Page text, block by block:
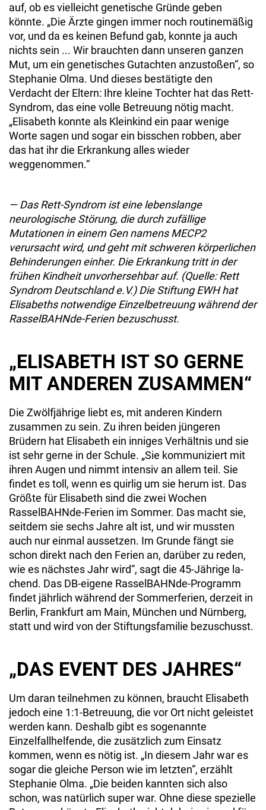
auf, ob es vielleicht genetische Gründe geben
könnte. „Die Ärzte gingen immer noch routinemäßig
vor, und da es keinen Befund gab, konnte ja auch
nichts sein ... Wir brauchten dann unseren ganzen
Mut, um ein genetisches Gutachten anzustoßen“, so
Stephanie Olma. Und dieses bestätigte den
Verdacht der Eltern: Ihre kleine Tochter hat das Rett-
Syndrom, das eine volle Betreuung nötig macht.
„Elisabeth konnte als Kleinkind ein paar wenige
Worte sagen und sogar ein bisschen robben, aber
das hat ihr die Erkrankung alles wieder
weggenommen.“
— Das Rett-Syndrom ist eine lebenslange
neurologische Störung, die durch zufällige
Mutationen in einem Gen namens MECP2
verursacht wird, und geht mit schweren körperlichen
Behinderungen einher. Die Erkrankung tritt in der
frühen Kindheit unvorhersehbar auf. (Quelle: Rett
Syndrom Deutschland e.V.) Die Stiftung EWH hat
Elisabeths notwendige Einzelbetreuung während der
RasselBAHNde-Ferien bezuschusst.
„ELISABETH IST SO GERNE
MIT ANDEREN ZUSAMMEN“
Die Zwölfjährige liebt es, mit anderen Kindern
zusam­men zu sein. Zu ihren beiden jüngeren
Brüdern hat Elisabeth ein inniges Verhältnis und sie
ist sehr gerne in der Schule. „Sie kommuniziert mit
ihren Augen und nimmt intensiv an allem teil. Sie
findet es toll, wenn es quirlig um sie herum ist. Das
Größte für Elisabeth sind die zwei Wochen
RasselBAHNde-Ferien im Sommer. Das macht sie,
seitdem sie sechs Jahre alt ist, und wir mussten
auch nur einmal aussetzen. Im Grunde fängt sie
schon direkt nach den Ferien an, darüber zu reden,
wie es nächstes Jahr wird“, sagt die 45-Jährige la­
chend. Das DB-eigene RasselBAHNde-Programm
findet jährlich während der Sommerferien, derzeit in
Berlin, Frankfurt am Main, München und Nürnberg,
statt und wird von der Stiftungsfamilie bezuschusst.
„DAS EVENT DES JAHRES“
Um daran teilnehmen zu können, braucht Elisabeth
jedoch eine 1:1-Betreuung, die vor Ort nicht geleistet
werden kann. Deshalb gibt es sogenannte
Einzelfallhelfende, die zusätzlich zum Einsatz
kommen, wenn es nötig ist. „In diesem Jahr war es
sogar die gleiche Person wie im letzten“, erzählt
Stephanie Olma. „Die beiden kannten sich also
schon, was natürlich super war. Ohne diese spezielle